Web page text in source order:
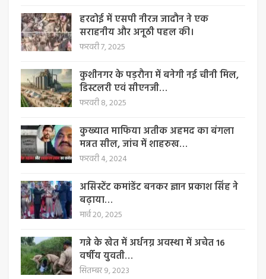
हरदोई में एसपी नीरज जादौन ने एक
सराहनीय और अनूठी पहल की।
फरवरी 7, 2025
कुशीनगर के पड़रौना में बनेगी नई चीनी मिल,
डिस्टलरी एवं सीएनजी…
फरवरी 8, 2025
कुख्यात माफिया अतीक अहमद का बंगला
मन्नत सील, जांच में शाहरुख…
फरवरी 4, 2024
असिस्टेंट कमांडेंट बनकर ज्ञान प्रकाश सिंह ने
बढ़ाया…
मार्च 20, 2025
गन्ने के खेत में अर्धनग्न अवस्था में अचेत 16
वर्षीय युवती…
सितम्बर 9, 2023